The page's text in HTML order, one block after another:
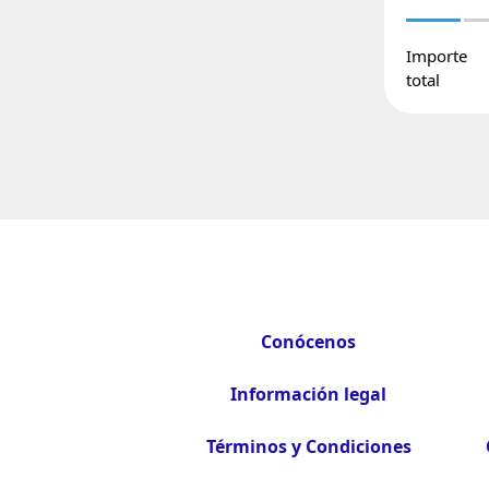
Importe
total
Conócenos
Información legal
Términos y Condiciones